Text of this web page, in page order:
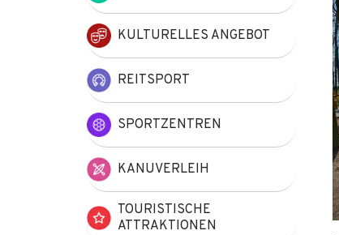
KULTURELLES ANGEBOT
REITSPORT
SPORTZENTREN
KANUVERLEIH
TOURISTISCHE
ATTRAKTIONEN